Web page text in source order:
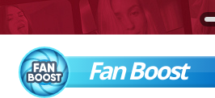
Fan Boost